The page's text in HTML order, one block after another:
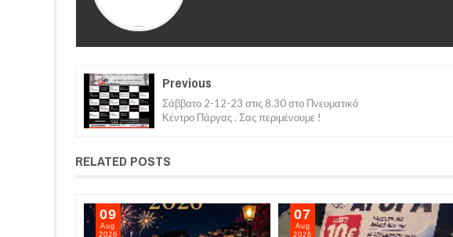
Previous
Σάββατο 2-12-23 στις 8.30 στο Πνευματικό
Κέντρο Πάργας . Σας περιμένουμε !
RELATED POSTS
09
Aug
2026
07
Aug
2026